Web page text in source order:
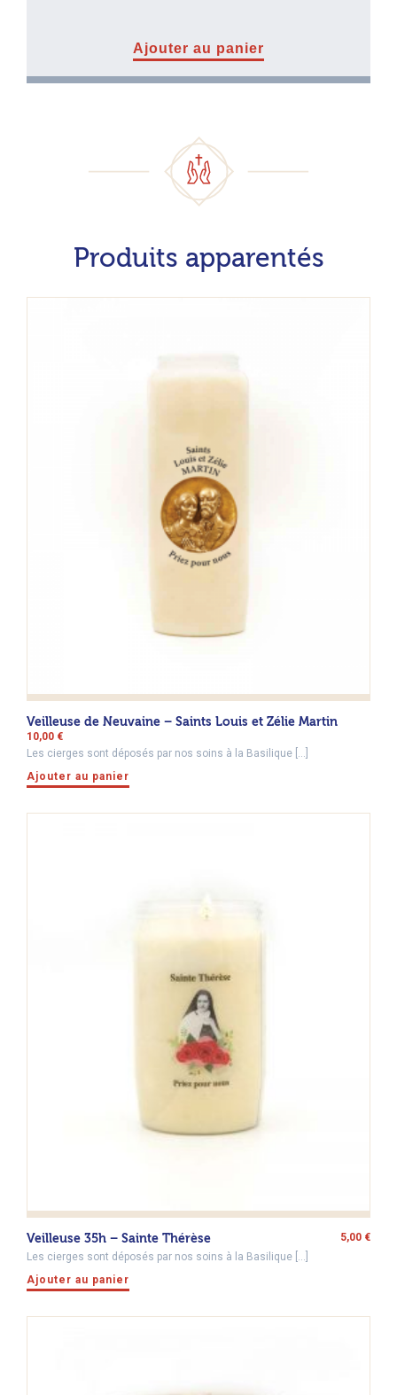
Ajouter au panier
Produits apparentés
Veilleuse de Neuvaine – Saints Louis et Zélie Martin
10,00 €
Les cierges sont déposés par nos soins à la Basilique […]
Ajouter au panier
Veilleuse 35h – Sainte Thérèse 5,00 €
Les cierges sont déposés par nos soins à la Basilique […]
Ajouter au panier